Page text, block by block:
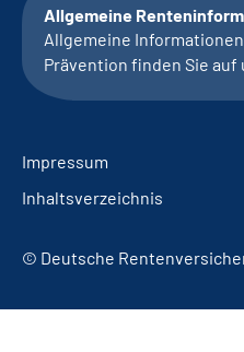
Allgemeine
Allgemeine
Prävention finden Sie auf
Impressum
Inhaltsverzeichnis
© Deutsche